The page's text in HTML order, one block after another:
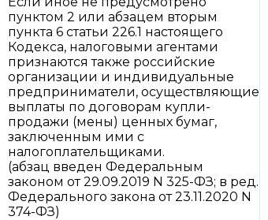
пунктом 2 или абзацем вторым
пункта 6 статьи 226.1 настоящего
Кодекса, налоговыми агентами
признаются также российские
организации и индивидуальные
предприниматели, осуществляющие
выплаты по договорам купли-
продажи (мены) ценных бумаг,
заключенным ими с
налогоплательщиками.
(абзац введен Федеральным
законом от 29.09.2019 N 325-ФЗ; в ред.
Федерального закона от 23.11.2020 N
374-ФЗ)